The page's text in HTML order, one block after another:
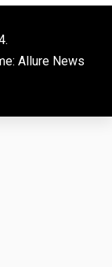
Allure News